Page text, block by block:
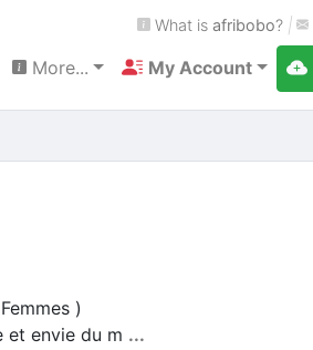
What is afribobo? |
More... My Account
)
et envie du m ...